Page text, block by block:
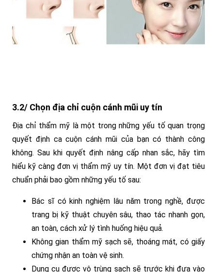
3.2/ Chọn địa chỉ cuộn cánh mũi uy tín
Địa chỉ thẩm mỹ là một trong những yếu tố quan trọng
quyết định ca cuộn cánh mũi của bạn có thành công
không. Sau khi quyết định nâng cấp nhan sắc, hãy tìm
hiểu kỹ càng đơn vị thẩm mỹ uy tín. Một đơn vị đạt tiêu
chuẩn phải bao gồm những yếu tố sau:
Bác sĩ có kinh nghiệm lâu năm trong nghề, được
trang bị kỹ thuật chuyên sâu, thao tác nhanh gọn,
an toàn, cách xử lý tình huống hiệu quả.
Không gian thẩm mỹ sạch sẽ, thoáng mát, có giấy
chứng nhận an toàn vệ sinh.
Dụng cụ được vô trùng sạch sẽ trước khi đưa vào